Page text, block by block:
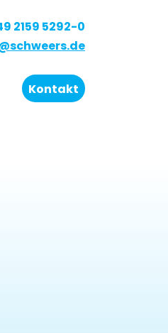
2159 5292-0
Kontakt